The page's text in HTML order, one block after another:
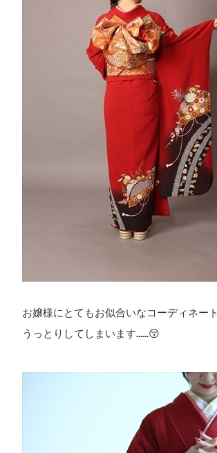
お嬢様にとてもお似合いなコーディネー
うっとりしてしまいます……😚